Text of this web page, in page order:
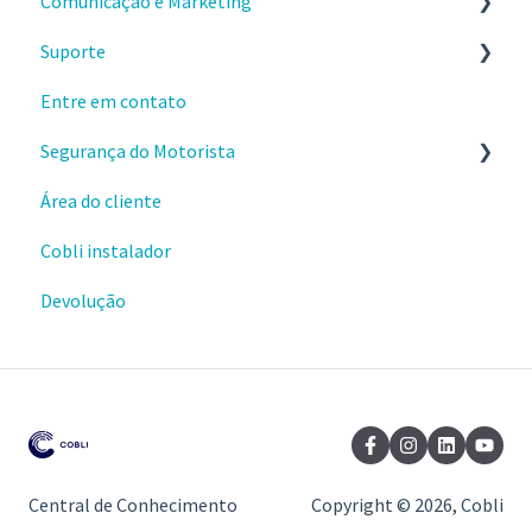
Webhooks
Sobre o produto e valores
Materiais e conteúdos gratuitos
Cursos da Cobli Ensina
Suporte
Envio e instalações de dispositivos
Dispositivos OBD
Entre em contato
Segurança do Motorista
Alertas
Ranking de condução
Área do cliente
Cobli instalador
Devolução
Central de Conhecimento Copyright © 2026, Cobli